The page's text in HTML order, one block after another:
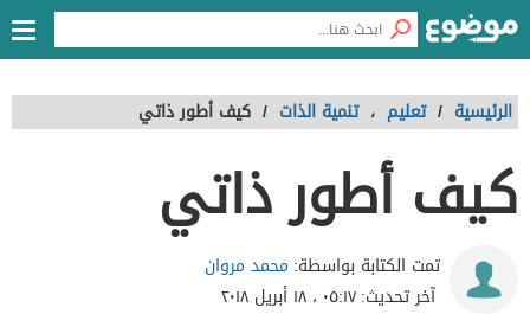
الرئيسية / تعليم ، تنمية الذات / كيف أطور ذاتي
كيف أطور ذاتي
تمت الكتابة بواسطة: محمد مروان
آخر تحديث:٠٥:١٧ ، ١٨ أبريل ٢٠١٨